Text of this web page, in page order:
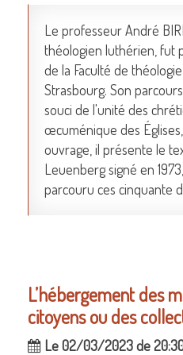
Le professeur André
théologien luthérien, fut
de la Faculté de
Strasbourg. Son
souci de l'unité des
œcuménique des
ouvrage, il présente le
Leuenberg signé en
parcouru ces cinquante
L’hébergement des
citoyens ou des
Le 02/03/2023 de